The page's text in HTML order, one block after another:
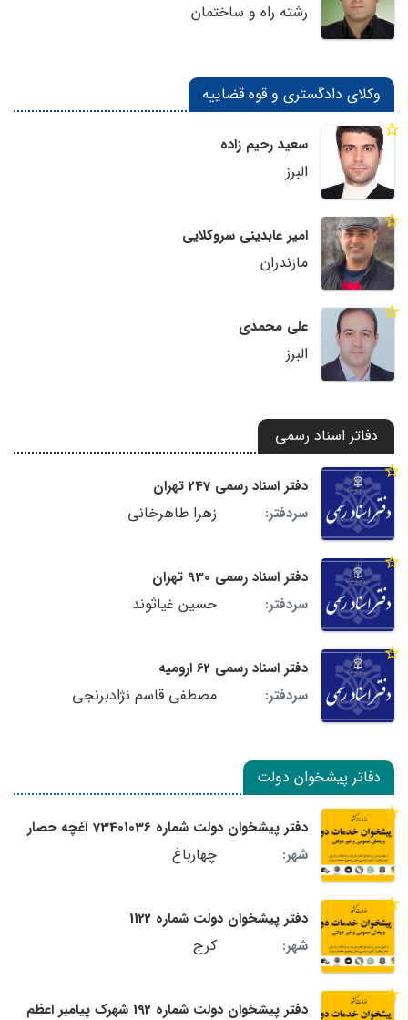
رشته راه و ساختمان
وکلای دادگستری و قوه قضاییه
سعید رحیم زاده
البرز
امیر عابدینی سروکلایی
مازندران
علی محمدی
البرز
دفاتر اسناد رسمی
دفتر اسناد رسمی 247 تهران
سردفتر:
زهرا طاهرخانی
دفتر اسناد رسمی 930 تهران
سردفتر:
حسین غیاثوند
دفتر اسناد رسمی 62 ارومیه
سردفتر:
مصطفی قاسم نژادبرنجی
دفاتر پیشخوان دولت
دفتر پیشخوان دولت شماره 73401036 آغچه حصار
شهر:
چهارباغ
دفتر پیشخوان دولت شماره 1122
شهر:
کرج
دفتر پیشخوان دولت شماره 192 شهرک پیامبر اعظم